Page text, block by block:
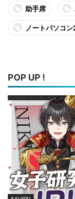
助手席
ノートパソコン
POP UP !